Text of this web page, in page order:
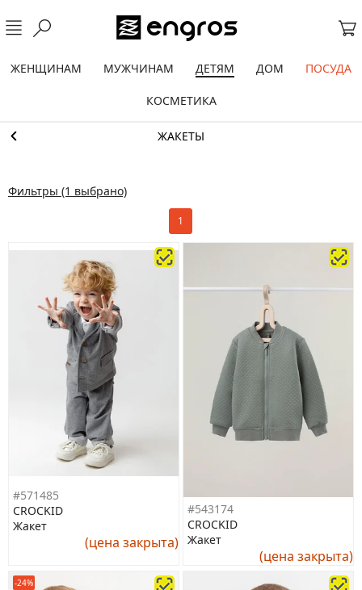
ЖЕНЩИНАМ МУЖЧИНАМ ДЕТЯМ ДОМ ПОСУДА
КОСМЕТИКА
ЖАКЕТЫ
Фильтры (1 выбрано)
1
#571485
CROCKID
Жакет
(цена закрыта)
#543174
CROCKID
Жакет
(цена закрыта)
-24%